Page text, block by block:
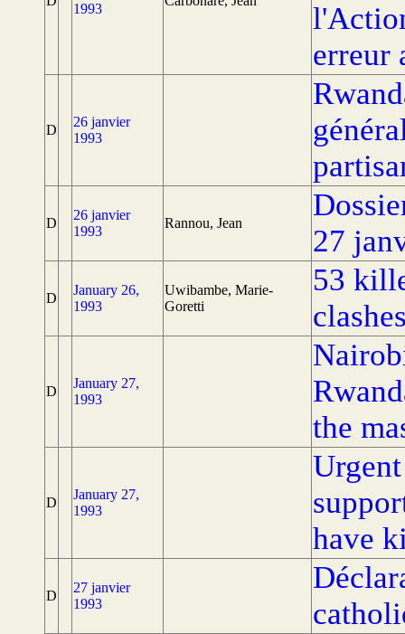
1993
erreur
D
26 janvier
1993
D
26 janvier
1993
Rannou, Jean
27
D
January 26,
1993
Uwibambe, Marie-
Goretti
53
D
January 27,
1993
the
D
January 27,
1993
have
D
27 janvier
1993